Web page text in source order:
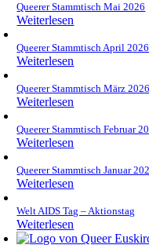
Queerer Stammtisch Mai 2026
Weiterlesen
Queerer Stammtisch April 2026
Weiterlesen
Queerer Stammtisch März 2026
Weiterlesen
Queerer Stammtisch Februar
Weiterlesen
Queerer Stammtisch Januar
Weiterlesen
Welt AIDS Tag – Aktionstag
Weiterlesen